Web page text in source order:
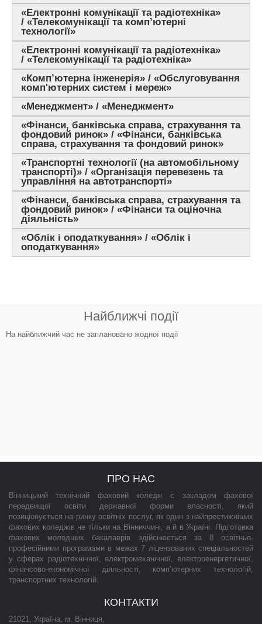
«Електронні комунікації та радіотехніка»
/ «Телекомунікації та комп’ютерні
технології»
«Електронні комунікації та радіотехніка»
/ «Телекомунікації та радіотехніка»
«Комп’ютерна інженерія» / «Обслуговування
комп'ютерних систем і мереж»
«Менеджмент» / «Менеджмент»
«Фінанси, банківська справа, страхування та
фондовий ринок» / «Фінанси, банківська
справа, страхування та фондовий ринок»
«Транспортні технології (на автомобільному
транспорті)» / «Організація перевезень та
управління на автотранспорті»
«Фінанси, банківська справа, страхування та
фондовий ринок» / «Фінанси та оціночна
діяльність»
«Облік і оподаткування» / «Облік і
оподаткування»
Найближчі події
На найближчий час не заплановано жодної події
ПРО НАС
Вінницький технічний фаховий коледж є закладом фахової
передвищої освіти державної форми власності, який
позиціонується на ринку освітніх послуг, як один з найпрестижніших
фахових коледжів не тільки на Вінниччині, а й в Україні. Підготовка
фахових молодших бакалаврів здійснюється за 8 освітньо-
професійними програмами в межах 7 ліцензованих спеціальностей
у сферах радіотехнічної, електромеханічної, електроенергетичної,
фінансово-економічної діяльності, комп’ютерних технологій,
транспортних технологій.
КОНТАКТИ
21021, Україна, м. Вінниця,